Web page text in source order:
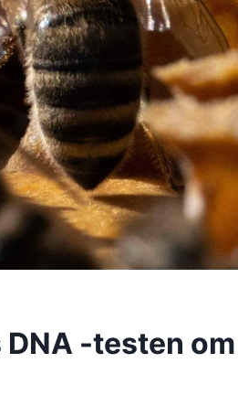
-testen